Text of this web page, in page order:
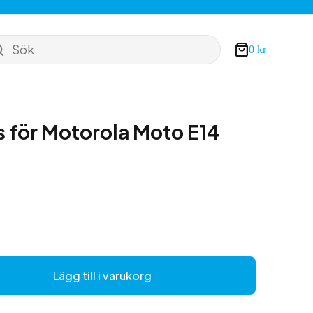
Sök Varukorg
0 kr
för Motorola Moto E14
Lägg till i varukorg